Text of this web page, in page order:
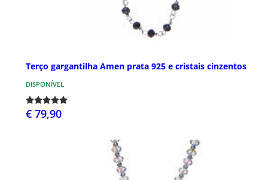
Terço gargantilha Amen prata 925 e cristais cinzentos
DISPONÍVEL
€ 79,90